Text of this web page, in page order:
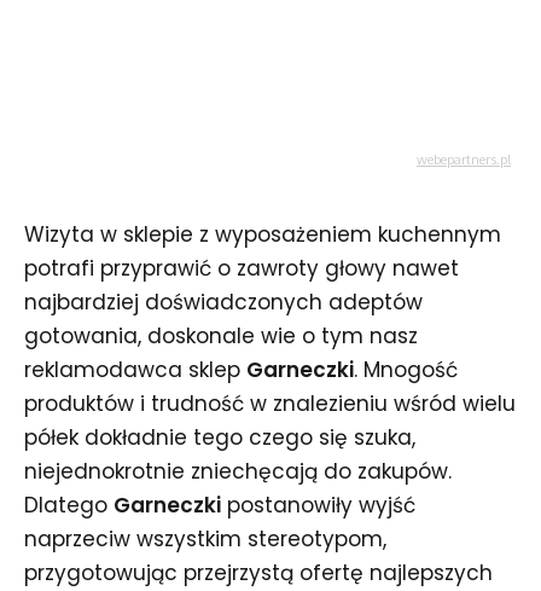
Wizyta w sklepie z wyposażeniem kuchennym
potrafi przyprawić o zawroty głowy nawet
najbardziej doświadczonych adeptów
gotowania, doskonale wie o tym nasz
reklamodawca sklep Garneczki. Mnogość
produktów i trudność w znalezieniu wśród wielu
półek dokładnie tego czego się szuka,
niejednokrotnie zniechęcają do zakupów.
Dlatego Garneczki postanowiły wyjść
naprzeciw wszystkim stereotypom,
przygotowując przejrzystą ofertę najlepszych